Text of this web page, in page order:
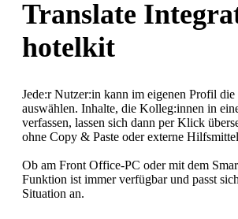
Translate
hotelkit
Jede:r Nutzer:in kann im eigenen Profil die
auswählen. Inhalte, die Kolleg:innen in
verfassen, lassen sich dann per Klick
ohne Copy & Paste oder externe
Ob am Front Office-PC oder mit dem
Funktion ist immer verfügbar und passt
Situation an.